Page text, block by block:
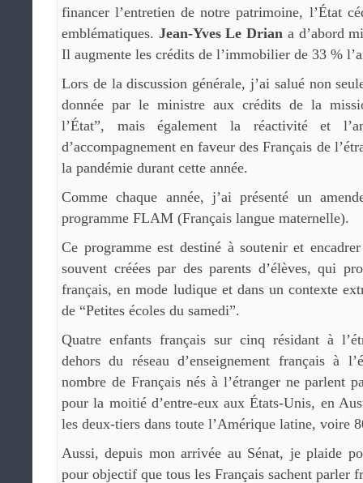
financer l’entretien de notre patrimoine, l’État
emblématiques. Jean-Yves Le Drian a d’abord
Il augmente les crédits de l’immobilier de 33 %
Lors de la discussion générale, j’ai salué non
donnée par le ministre aux crédits de la
l’État”, mais également la réactivité et
d’accompagnement en faveur des Français de
la pandémie durant cette année.
Comme chaque année, j’ai présenté un
programme FLAM (Français langue maternelle).
Ce programme est destiné à soutenir et
souvent créées par des parents d’élèves, qui
français, en mode ludique et dans un contexte
de “Petites écoles du samedi”.
Quatre enfants français sur cinq résidant à
dehors du réseau d’enseignement français à
nombre de Français nés à l’étranger ne parlent
pour la moitié d’entre-eux aux États-Unis, en
les deux-tiers dans toute l’Amérique latine, voire
Aussi, depuis mon arrivée au Sénat, je plaide
pour objectif que tous les Français sachent parler